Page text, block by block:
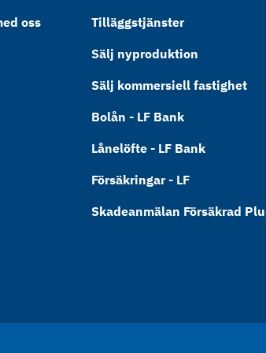
oss
Tilläggstjänster
Sälj nyproduktion
Sälj kommersiell fastighet
Bolån - LF Bank
Lånelöfte - LF Bank
Försäkringar - LF
Skadeanmälan Försäkrad